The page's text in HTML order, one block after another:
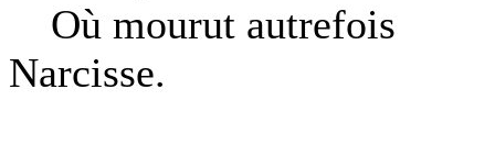
Où mourut autrefois
Narcisse.